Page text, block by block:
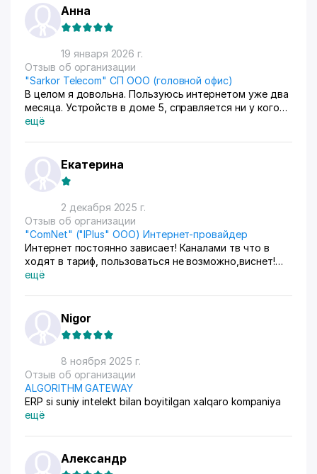
Анна
19 января 2026 г.
Отзыв об организации
"Sarkor Telecom" СП ООО (головной офис)
В целом я довольна. Пользуюсь интернетом уже два
месяца. Устройств в доме 5, справляется ни у кого
ничего не виснет. Правда пришлось поменять роутер.
ещё
Екатерина
2 декабря 2025 г.
Отзыв об организации
"ComNet" ("IPlus" OOO) Интернет-провайдер
Интернет постоянно зависает! Каналами тв что в
ходят в тариф, пользоваться не возможно,виснет!
Думаем отключиться!
ещё
Nigor
8 ноября 2025 г.
Отзыв об организации
ALGORITHM GATEWAY
ERP si suniy intelekt bilan boyitilgan xalqaro kompaniya
ещё
Александр